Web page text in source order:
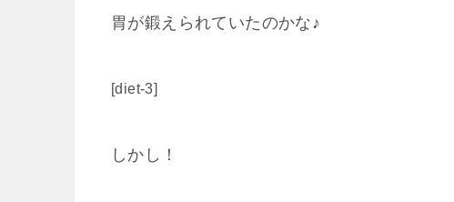
胃が鍛えられていたのかな♪
[diet-3]
しかし！